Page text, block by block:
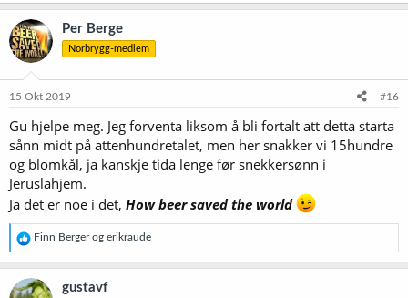
a
k
s
j
o
e
:
Per Berge
Norbrygg-medlem
15 Okt 2019 #16
Gu hjelpe meg. Jeg forventa liksom å bli fortalt att detta starta
sånn midt på attenhundretalet, men her snakker vi 15hundre
og blomkål, ja kanskje tida lenge før snekkersønn i
Jeruslahjem.
Ja det er noe i det, How beer saved the world
R
e
a
k
s
Finn Bergerog erikraude
gustavf